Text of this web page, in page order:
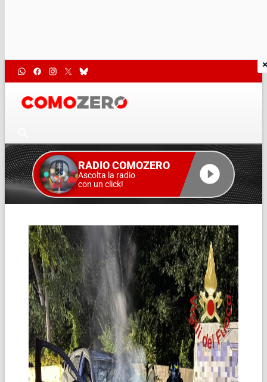
RADIO COMOZERO
Ascolta la radio
con un click!